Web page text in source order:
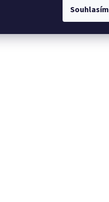
Souhlasím